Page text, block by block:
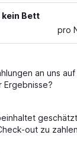
Bett
pro
an uns
Ergebnisse?
out zu